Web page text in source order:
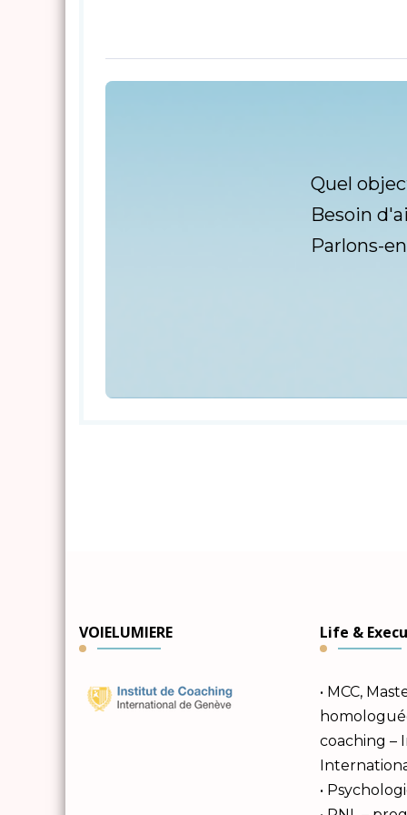
Quel
Besoin
Parlons-
VOIELUMIERE Life &
• MCC,
coaching –
•